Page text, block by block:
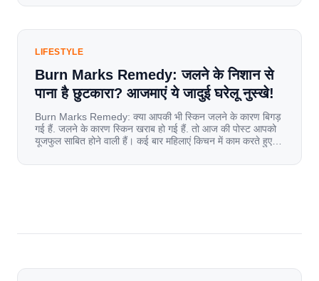
यूज़र्स का जबरदस्त रिस्पॉन्स लॉन्च के तुरंत […]
LIFESTYLE
Burn Marks Remedy: जलने के निशान से
पाना है छुटकारा? आजमाएं ये जादुई घरेलू नुस्खे!
Burn Marks Remedy: क्या आपकी भी स्किन जलने के कारण बिगड़
गई हैं. जलने के कारण स्किन खराब हो गई हैं. तो आज की पोस्ट आपको
यूजफुल साबित होने वाली हैं। कई बार महिलाएं किचन में काम करते हुए
[…]